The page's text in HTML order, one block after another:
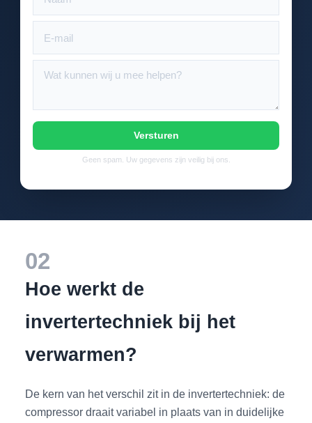
Versturen
Geen spam. Uw gegevens zijn veilig bij ons.
02
Hoe werkt de
invertertechniek bij het
verwarmen?
De kern van het verschil zit in de invertertechniek: de
compressor draait variabel in plaats van in duidelijke